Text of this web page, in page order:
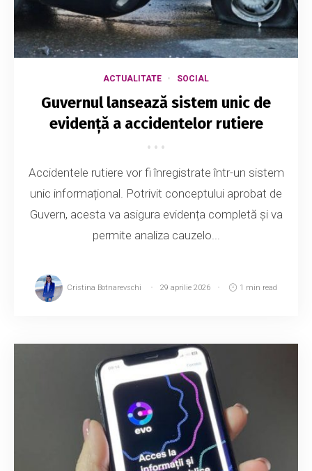
ACTUALITATE SOCIAL
Guvernul lansează sistem unic de
evidență a accidentelor rutiere
Accidentele rutiere vor fi înregistrate într-un sistem
unic informațional. Potrivit conceptului aprobat de
Guvern, acesta va asigura evidența completă și va
permite analiza cauzelo...
Cristina Botnarevschi 29 aprilie 2026 1 min read